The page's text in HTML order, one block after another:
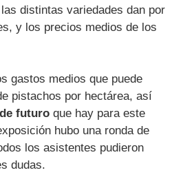
distintas variedades dan por
y los precios medios de los
gastos medios que puede
pistachos por hectárea, así
futuro que hay para este
hubo una ronda de
los asistentes pudieron
dudas.